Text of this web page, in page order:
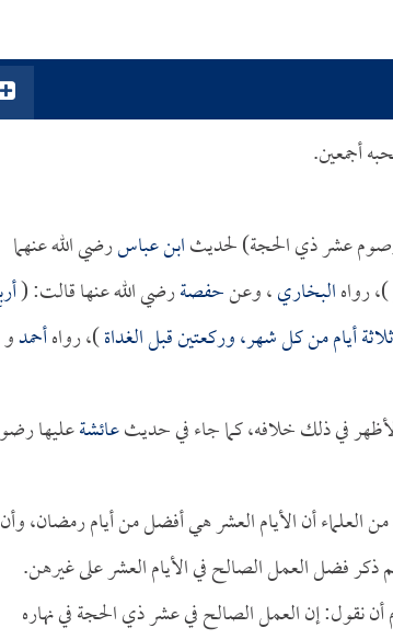
أجمعين.
عشر ذي الحجة) لحديثابن عباسرضي الله عنهما
)، رواهالبخاري، وعنحفصةرضي الله عنها قالت: (
أيام من كل شهر، وركعتين قبل الغداة)، رواهأحمدو
في ذلك خلافه، كما جاء في حديثعائشةعليها
العلماء أن الأيام العشر هي أفضل من أيام رمضان، وأن
ذكر فضل العمل الصالح في الأيام العشر على غيرهن.
نقول: إن العمل الصالح في عشر ذي الحجة في نهاره